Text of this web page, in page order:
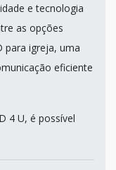
e tecnologia
as opções
para igreja, uma
eficiente
4 U, é possível